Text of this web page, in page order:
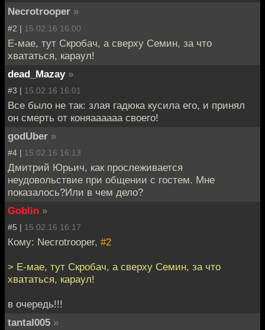
Necrotrooper »
#2 | 15.02.16 16:00
Е-мае, тут Скробач, а сверху Семин, за что
хвататься, караул!
dead_Mazay »
#3 | 15.02.16 16:01
Все было не так: злaя гадюка кусила его, и принял
он смерть от коняаааааа своего!
godUber »
#4 | 15.02.16 16:13
Дмитрий Юрьич, как прослеживается
неудовольствие при общении с гостем. Мне
показалось?Или в чем дело?
Goblin »
#5 | 15.02.16 16:17
Кому: Necrotrooper, #2
> Е-мае, тут Скробач, а сверху Семин, за что
хвататься, караул!
в очередь!!!
tantal005 »